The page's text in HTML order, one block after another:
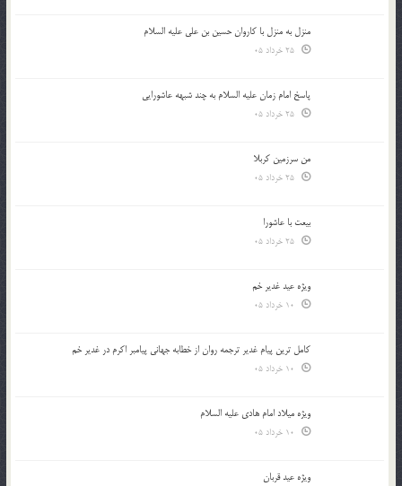
منزل به منزل با کاروان حسین بن علی علیه السلام
پاسخ امام زمان علیه السلام به چند شبهه عاشورایی
من سرزمین کربلا
بیعت با عاشورا
ویژه عید غدیر خم
کامل ترین پیام غدیر ترجمه روان از خطابه جهانی پیامبر اکرم در غدیر خم
ویژه میلاد امام هادی علیه السلام
ویژه عید قربان